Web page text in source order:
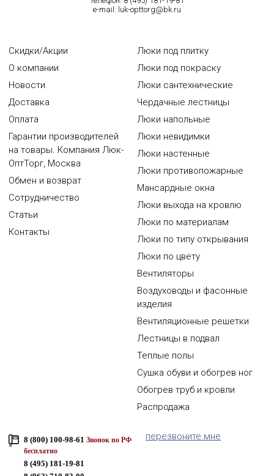
e-mail: luk-opttorg@bk.ru
Скидки/Акции
О компании
Новости
Доставка
Оплата
Гарантии производителей
на товары. Компания Люк-
ОптТорг, Москва
Обмен и возврат
Сотрудничество
Статьи
Контакты
Люки под плитку
Люки под покраску
Люки сантехнические
Чердачные лестницы
Люки напольные
Люки невидимки
Люки настенные
Люки противопожарные
Мансардные окна
Люки выхода на кровлю
Люки по материалам
Люки по типу открывания
Люки по цвету
Вентиляторы
Воздуховоды и фасонные
изделия
Вентиляционные решетки
Лестницы в подвал
Теплые полы
Сушка обуви и обогрев ног
Обогрев труб и кровли
Распродажа
8 (800) 100-98-61 Звонок по РФ
бесплатно
8 (495) 181-19-81
перезвоните мне